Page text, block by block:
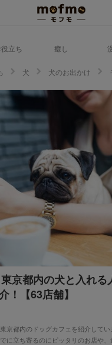
役立ち 癒し
犬 犬のお出かけ
東京都内の犬と入れ
！【63店舗】
京都内のドッグカフェを紹介して
に立ち寄るのにピッタリのお店や